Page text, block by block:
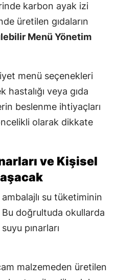
karbon ayak izi
üretilen gıdaların
Menü Yönetim
menü seçenekleri
hastalığı veya gıda
beslenme ihtiyaçları
olarak dikkate
ve Kişisel
su tüketiminin
Bu doğrultuda okullarda
pınarları
malzemeden üretilen